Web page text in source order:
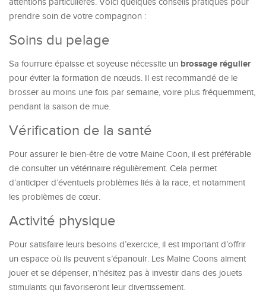
attentions particulières. Voici quelques conseils pratiques pour
prendre soin de votre compagnon :
Soins du pelage
Sa fourrure épaisse et soyeuse nécessite un brossage régulier
pour éviter la formation de nœuds. Il est recommandé de le
brosser au moins une fois par semaine, voire plus fréquemment,
pendant la saison de mue.
Vérification de la santé
Pour assurer le bien-être de votre Maine Coon, il est préférable
de consulter un vétérinaire régulièrement. Cela permet
d’anticiper d’éventuels problèmes liés à la race, et notamment
les problèmes de cœur.
Activité physique
Pour satisfaire leurs besoins d’exercice, il est important d’offrir
un espace où ils peuvent s’épanouir. Les Maine Coons aiment
jouer et se dépenser, n’hésitez pas à investir dans des jouets
stimulants qui favoriseront leur divertissement.